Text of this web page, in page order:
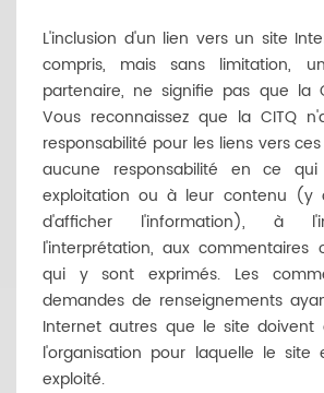
L'inclusion d'un lien vers un site
compris, mais sans limitation,
partenaire, ne signifie pas que la
Vous reconnaissez que la CITQ
responsabilité pour les liens vers
aucune responsabilité en ce
exploitation ou à leur contenu (y
d'afficher l'information), à
l'interprétation, aux commentaires
qui y sont exprimés. Les
demandes de renseignements
Internet autres que le site doivent
l'organisation pour laquelle le site
exploité.